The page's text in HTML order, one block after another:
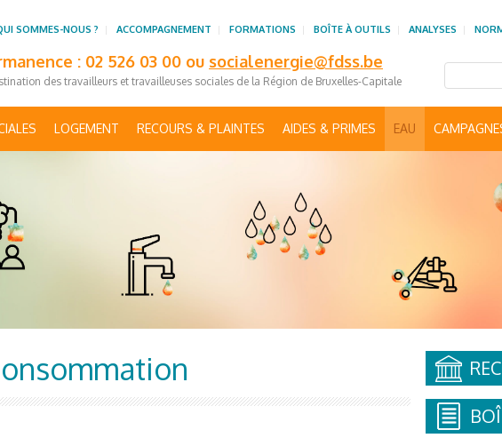
: 02 526 03 00 ou socialenergie@fdss.be
des travailleurs et travailleuses sociales de la Région de Bruxelles-Capitale
SOMMES-NOUS ? ACCOMPAGNEMENT FORMATIONS BOÎTE À OUTILS ANALYSES
LOGEMENT RECOURS & PLAINTES AIDES & PRIMES EAU